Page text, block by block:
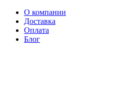
О компании
Доставка
Оплата
Блог